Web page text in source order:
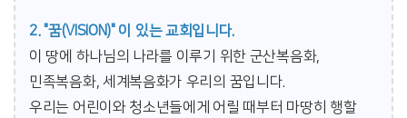
2. "꿈(VISION)" 이 있는 교회입니다.
이 땅에 하나님의 나라를 이루기 위한 군산복음화,
민족복음화, 세계복음화가 우리의 꿈입니다.
우리는 어린이와 청소년들에게 어릴 때부터 마땅히 행할